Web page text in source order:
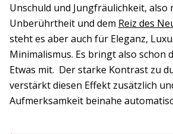
Unschuld und Jungfräulichkeit, also
Unberührtheit und dem Reiz des
steht es aber auch für Eleganz,
Minimalismus. Es bringt also schon
Etwas mit. Der starke Kontrast zu
verstärkt diesen Effekt zusätzlich
Aufmerksamkeit beinahe